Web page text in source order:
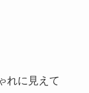
れに見えて